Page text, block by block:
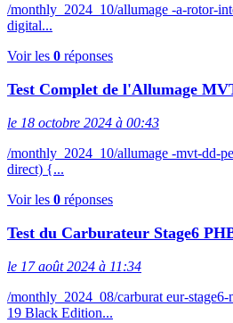
/monthly_2024_10/allumage -a-rotor-
digital...
Voir les 0 réponses
Test Complet de l'Allumage
le 18 octobre 2024 à 00:43
/monthly_2024_10/allumage -mvt-dd-
direct) {...
Voir les 0 réponses
Test du Carburateur Stage6
le 17 août 2024 à 11:34
/monthly_2024_08/carburat eur-
19 Black Edition...